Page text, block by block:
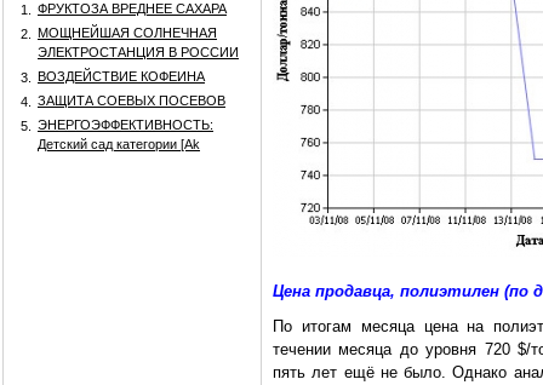
1.
ФРУКТОЗА ВРЕДНЕЕ САХАРА
2.
МОЩНЕЙШАЯ СОЛНЕЧНАЯ
ЭЛЕКТРОСТАНЦИЯ В РОССИИ
3.
ВОЗДЕЙСТВИЕ КОФЕИНА
4.
ЗАЩИТА СОЕВЫХ ПОСЕВОВ
5.
ЭНЕРГОЭФФЕКТИВНОСТЬ:
Детский сад категории [Аk
Цена продавца, полиэтилен (по
По итогам месяца цена на
течении месяца до уровня 720 $/
пять лет ещё не было. Однако